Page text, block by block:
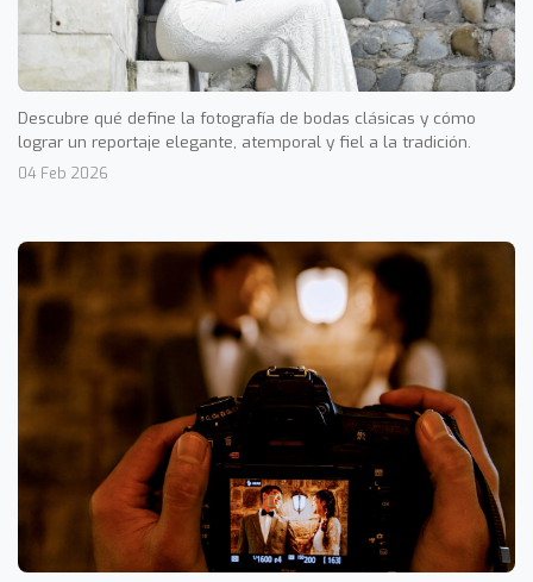
Descubre qué define la fotografía de bodas clásicas y cómo
lograr un reportaje elegante, atemporal y fiel a la tradición.
04 Feb 2026